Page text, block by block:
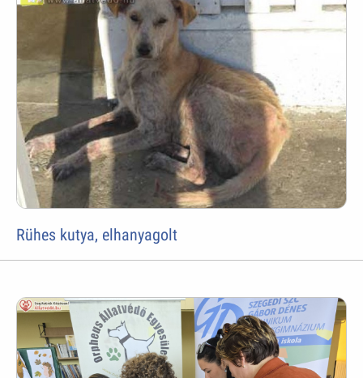
Rühes kutya, elhanyagolt